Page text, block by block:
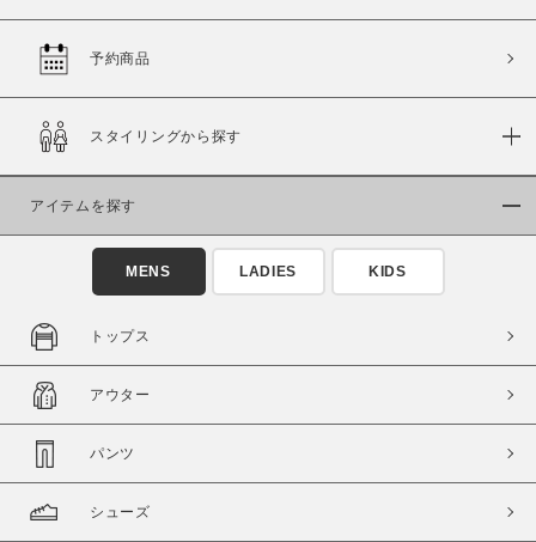
商品タイプ
通常商品
セール価格 WEB限定
在庫
在庫あり
予約商品
スタイリングから探す
アイテムを探す
MENS LADIES KIDS
トップス
アウター
パンツ
シューズ